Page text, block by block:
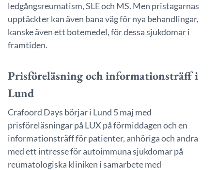
ledgångsreumatism, SLE och MS. Men pristagarnas
upptäckter kan även bana väg för nya behandlingar,
kanske även ett botemedel, för dessa sjukdomar i
framtiden.
Prisföreläsning och informationsträff i
Lund
Crafoord Days börjar i Lund 5 maj med
prisföreläsningar på LUX på förmiddagen och en
informationsträff för patienter, anhöriga och andra
med ett intresse för autoimmuna sjukdomar på
reumatologiska kliniken i samarbete med